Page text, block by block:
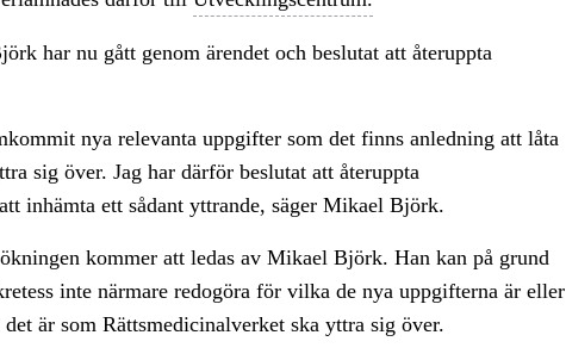
har nu gått genom ärendet och beslutat att återuppta
nya relevanta uppgifter som det finns anledning att låta
sig över. Jag har därför beslutat att återuppta
inhämta ett sådant yttrande, säger Mikael Björk.
kommer att ledas av Mikael Björk. Han kan på grund
inte närmare redogöra för vilka de nya uppgifterna är eller
är som Rättsmedicinalverket ska yttra sig över.